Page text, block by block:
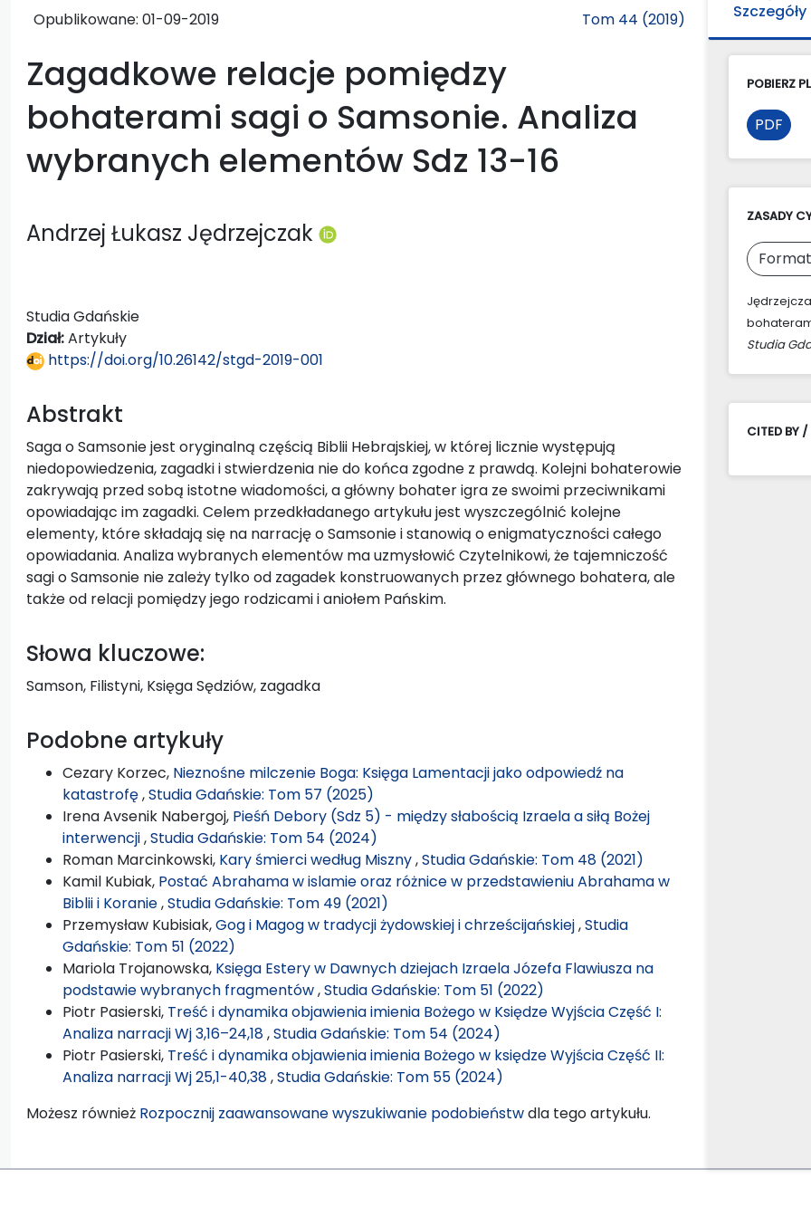
Opublikowane: 01-09-2019 Tom 44 (2019)
Zagadkowe relacje pomiędzy
bohaterami sagi o Samsonie. Analiza
wybranych elementów Sdz 13-16
Andrzej Łukasz Jędrzejczak
Studia Gdańskie
Dział:Artykuły
https://doi.org/10.26142/stgd-2019-001
Abstrakt
Saga o Samsonie jest oryginalną częścią Biblii Hebrajskiej, w której licznie występują
niedopowiedzenia, zagadki i stwierdzenia nie do końca zgodne z prawdą. Kolejni bohaterowie
zakrywają przed sobą istotne wiadomości, a główny bohater igra ze swoimi przeciwnikami
opowiadając im zagadki. Celem przedkładanego artykułu jest wyszczególnić kolejne
elementy, które składają się na narrację o Samsonie i stanowią o enigmatyczności całego
opowiadania. Analiza wybranych elementów ma uzmysłowić Czytelnikowi, że tajemniczość
sagi o Samsonie nie zależy tylko od zagadek konstruowanych przez głównego bohatera, ale
także od relacji pomiędzy jego rodzicami i aniołem Pańskim.
Słowa kluczowe:
Samson, Filistyni, Księga Sędziów, zagadka
Podobne artykuły
Cezary Korzec, Nieznośne milczenie Boga: Księga Lamentacji jako odpowiedź na
katastrofę,Studia Gdańskie: Tom 57 (2025)
Irena Avsenik Nabergoj, Pieśń Debory (Sdz 5) - między słabością Izraela a siłą Bożej
interwencji,Studia Gdańskie: Tom 54 (2024)
Roman Marcinkowski, Kary śmierci według Miszny,Studia Gdańskie: Tom 48 (2021)
Kamil Kubiak, Postać Abrahama w islamie oraz różnice w przedstawieniu Abrahama w
Biblii i Koranie,Studia Gdańskie: Tom 49 (2021)
Przemysław Kubisiak,Gog i Magog w tradycji żydowskiej i chrześcijańskiej,Studia
Gdańskie: Tom 51 (2022)
Mariola Trojanowska, Księga Estery w Dawnych dziejach Izraela Józefa Flawiusza na
podstawie wybranych fragmentów,Studia Gdańskie: Tom 51 (2022)
Piotr Pasierski, Treść i dynamika objawienia imienia Bożego w Księdze Wyjścia Część I:
Analiza narracji Wj 3,16–24,18,Studia Gdańskie: Tom 54 (2024)
Piotr Pasierski, Treść i dynamika objawienia imienia Bożego w księdze Wyjścia Część II:
Analiza narracji Wj 25,1-40,38,Studia Gdańskie: Tom 55 (2024)
Możesz również Rozpocznij zaawansowane wyszukiwanie podobieństwdla tego artykułu.
Szczegóły
POBIERZ
PDF
ZASADY
Studia
CITED BY /